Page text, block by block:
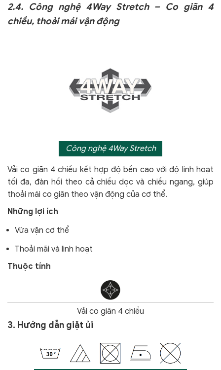
2.4. Công nghệ 4Way Stretch – Co giãn 4
chiều, thoải mái vận động
Công nghệ 4Way Stretch
Vải co giãn 4 chiều kết hợp độ bền cao với độ linh hoạt
tối đa, đàn hồi theo cả chiều dọc và chiều ngang, giúp
thoải mái co giãn theo vận động của cơ thể.
Những lợi ích
Vừa vặn cơ thể
Thoải mãi và linh hoạt
Thuộc tính
Vải co giãn 4 chiều
3. Hướng dẫn giặt ủi